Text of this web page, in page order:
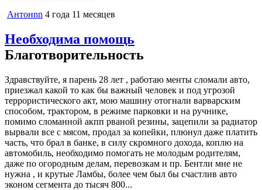
Антонnn 4 года 11 месяцев
Необходима помощь
Благотворительность
Здравствуйте, я парень 28 лет , работаю менты сломали авто,
приезжал какой то как бы важный человек и под угрозой
террористического акт, мою машину отогнали варварским
способом, трактором, в режиме парковки и на ручнике,
помимо сломанной акпп рваной резины, зацепили за радиатор
вырвали все с мясом, продал за копейки, плюнул даже платить
часть, что брал в банке, в силу скромного дохода, коплю на
автомобиль, необходимо помогать не молодым родителям,
даже по огородным делам, перевозкам и пр. Бентли мне не
нужна , и крутые Ламбы, более чем был бы счастлив авто
эконом сегмента до тысяч 800...